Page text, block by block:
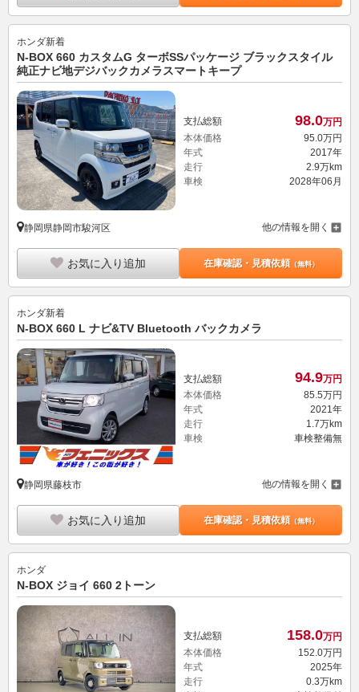
ホンダ新着
N-BOX 660 カスタムG ターボSSパッケージ ブラックスタイル
純正ナビ地デジバックカメラスマートキープ
支払総額 98.0万円
本体価格
95.0万円
年式
2017年
走行
2.9万km
車検
2028年06月
静岡県静岡市駿河区 他の情報を開く
お気に入り追加 在庫確認・見積依頼（無料）
ホンダ新着
N-BOX 660 L ナビ&TV Bluetooth バックカメラ
支払総額 94.9万円
本体価格
85.5万円
年式
2021年
走行
1.7万km
車検
車検整備無
静岡県藤枝市 他の情報を開く
お気に入り追加 在庫確認・見積依頼（無料）
ホンダ
N-BOX ジョイ 660 2トーン
支払総額 158.0万円
本体価格
152.0万円
年式
2025年
走行
0.3万km